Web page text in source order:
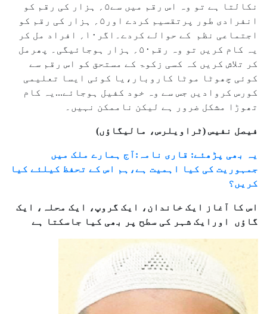
نکالتا ہے تو وہ اس رقم میں سے۵؍ ہزار کی رقم کو
انفرادی طور پرتقسیم کردے اور۵؍ ہزار کی رقم کو
اجتماعی نظم کے حوالے کردے۔اگر۱۰؍ افراد مل کر
یہ کام کریں تو وہ رقم۵۰؍ ہزار ہوجائیگی۔ پھرمل
کر تلاش کریں کہ کسی زکوۃ کے مستحق کو اس رقم سے
کوئی چھوٹا موٹا کاروبار،یا کوئی ایسا تعلیمی
کورس کروادیں جس سے وہ خود کفیل ہوجائے...یہ کام
تھوڑا مشکل ضرور ہے لیکن ناممکن نہیں۔
فیصل نفیس (ٹراویلرس، مالیگاؤں)
یہ بھی پڑھئے: قاری نامہ:آج ہمارے ملک میں
جمہوریت کی کیا اہمیت ہے،ہم اس کے تحفظ کیلئے کیا
کریں؟
اس کا آغاز ایک خاندان، ایک گروپ، ایک محلہ، ایک
گاؤں اورایک شہر کی سطح پر بھی کیا جاسکتا ہے